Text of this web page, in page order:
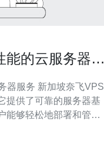
能的云服务器服
奈飞VPS
提供了可靠的服务器基
能够轻松地部署和管理